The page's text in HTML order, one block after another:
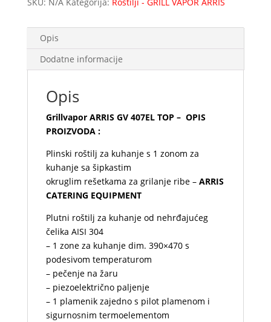
Opis
Dodatne informacije
Opis
Grillvapor ARRIS GV 407EL TOP – OPIS
PROIZVODA :
Plinski roštilj za kuhanje s 1 zonom za
kuhanje sa šipkastim
okruglim rešetkama za grilanje ribe – ARRIS
CATERING EQUIPMENT
Plutni roštilj za kuhanje od nehrđajućeg
čelika AISI 304
– 1 zone za kuhanje dim. 390×470 s
podesivom temperaturom
– pečenje na žaru
– piezoelektrično paljenje
– 1 plamenik zajedno s pilot plamenom i
sigurnosnim termoelementom